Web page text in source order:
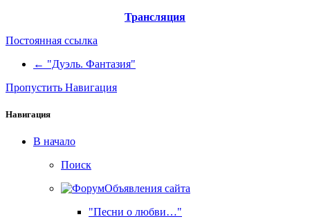
Трансляция
Постоянная ссылка
← "Дуэль. Фантазия"
Пропустить Навигация
Навигация
В начало
Поиск
Объявления сайта
"Песни о любви…"